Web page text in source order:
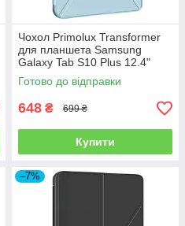
Чохол Primolux Transformer
для планшета Samsung
Galaxy Tab S10 Plus 12.4"
(SM-X820 / SM-X826) - Sky
Blue
Готово до відправки
648 ₴ 699 ₴
Купити
–7%